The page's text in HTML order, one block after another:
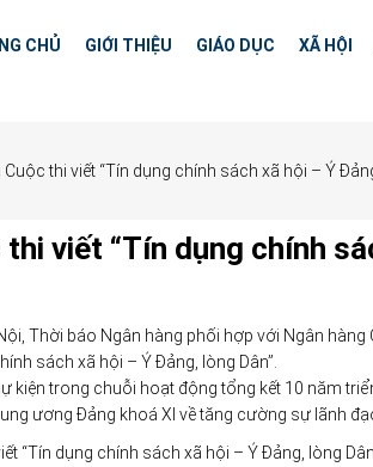
CHỦ GIỚI THIỆU GIÁO DỤC XÃ HỘI
Cuộc thi viết “Tín dụng chính sách xã hội – Ý
viết “Tín dụng chính
Thời báo Ngân hàng phối hợp với Ngân
sách xã hội – Ý Đảng, lòng Dân”.
kiện trong chuỗi hoạt động tổng kết 10 năm
ương Đảng khoá XI về tăng cường sự lãnh
“Tín dụng chính sách xã hội – Ý Đảng, lòng